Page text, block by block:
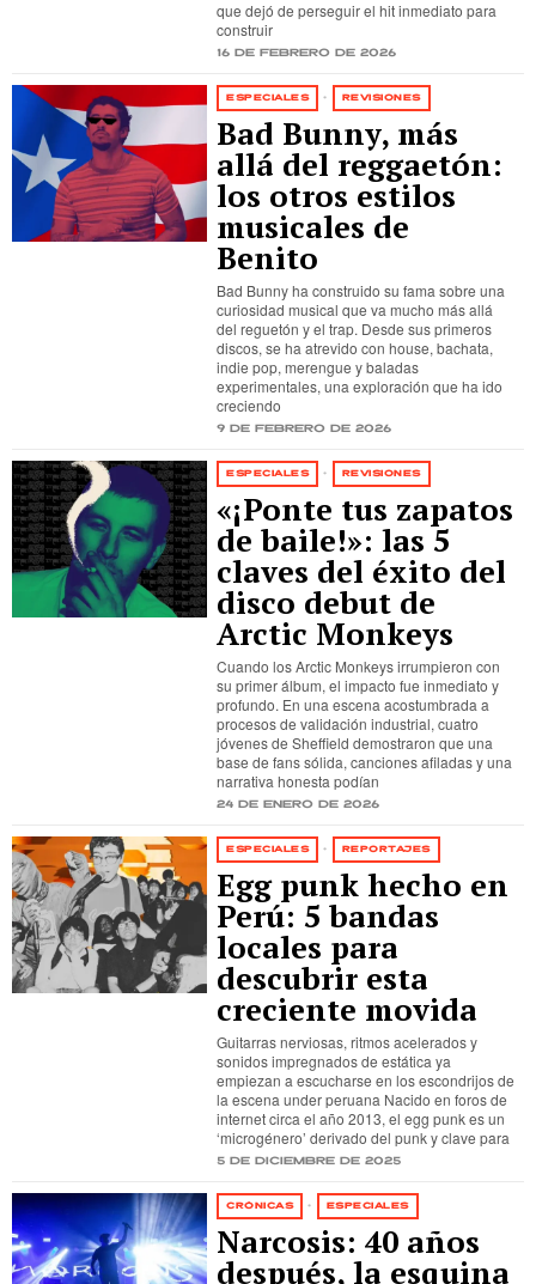
que dejó de perseguir el hit inmediato para
construir
16 de febrero de 2026
ESPECIALES · REVISIONES
Bad Bunny, más
allá del reggaetón:
los otros estilos
musicales de
Benito
Bad Bunny ha construido su fama sobre una
curiosidad musical que va mucho más allá
del reguetón y el trap. Desde sus primeros
discos, se ha atrevido con house, bachata,
indie pop, merengue y baladas
experimentales, una exploración que ha ido
creciendo
9 de febrero de 2026
ESPECIALES · REVISIONES
«¡Ponte tus zapatos
de baile!»: las 5
claves del éxito del
disco debut de
Arctic Monkeys
Cuando los Arctic Monkeys irrumpieron con
su primer álbum, el impacto fue inmediato y
profundo. En una escena acostumbrada a
procesos de validación industrial, cuatro
jóvenes de Sheffield demostraron que una
base de fans sólida, canciones afiladas y una
narrativa honesta podían
24 de enero de 2026
ESPECIALES · REPORTAJES
Egg punk hecho en
Perú: 5 bandas
locales para
descubrir esta
creciente movida
Guitarras nerviosas, ritmos acelerados y
sonidos impregnados de estática ya
empiezan a escucharse en los escondrijos de
la escena under peruana Nacido en foros de
internet circa el año 2013, el egg punk es un
‘microgénero’ derivado del punk y clave para
5 de diciembre de 2025
CRÓNICAS · ESPECIALES
Narcosis: 40 años
después, la esquina